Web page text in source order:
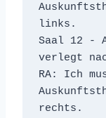
links.
Saal 12 -
verlegt
RA: Ich
rechts.